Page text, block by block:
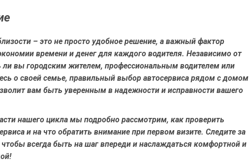
– это не просто удобное решение, а важный фактор
времени и денег для каждого водителя. Независимо от
ли вы городским жителем, профессиональным водителем или
о своей семье, правильный выбор автосервиса рядом с домом
вам быть уверенным в надежности и исправности вашего
нашего цикла мы подробно рассмотрим, как проверить
и на что обратить внимание при первом визите. Следите за
всегда быть на шаг впереди и наслаждаться комфортной и